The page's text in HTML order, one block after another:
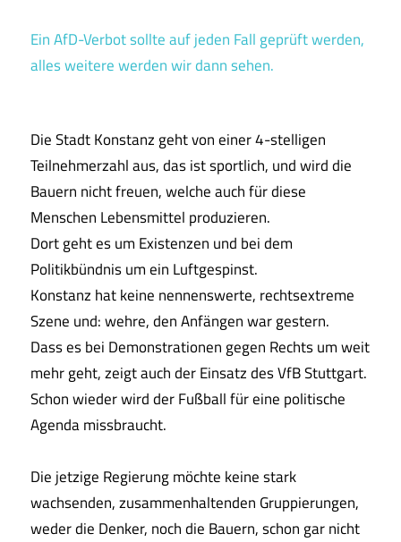
Ein AfD-Verbot sollte auf jeden Fall geprüft werden,
alles weitere werden wir dann sehen.
Die Stadt Konstanz geht von einer 4-stelligen
Teilnehmerzahl aus, das ist sportlich, und wird die
Bauern nicht freuen, welche auch für diese
Menschen Lebensmittel produzieren.
Dort geht es um Existenzen und bei dem
Politikbündnis um ein Luftgespinst.
Konstanz hat keine nennenswerte, rechtsextreme
Szene und: wehre, den Anfängen war gestern.
Dass es bei Demonstrationen gegen Rechts um weit
mehr geht, zeigt auch der Einsatz des VfB Stuttgart.
Schon wieder wird der Fußball für eine politische
Agenda missbraucht.
Die jetzige Regierung möchte keine stark
wachsenden, zusammenhaltenden Gruppierungen,
weder die Denker, noch die Bauern, schon gar nicht